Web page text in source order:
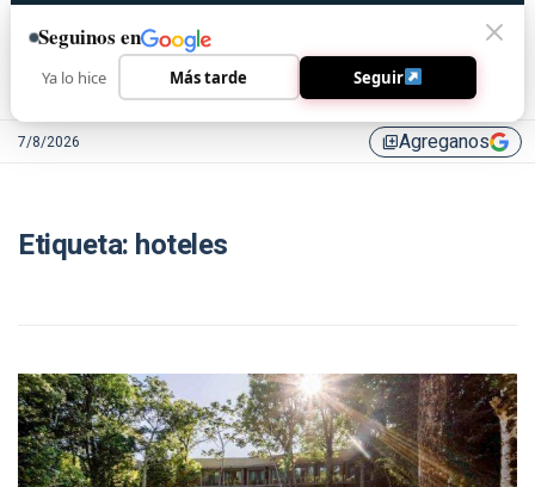
7/8/2026 library_addAgreganos
Etiqueta: hoteles
Seguinos en
Ya lo hice Más tarde Seguir